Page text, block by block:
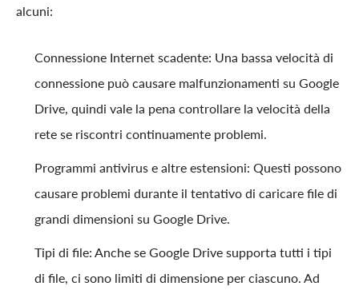
alcuni:
Connessione Internet scadente: Una bassa velocità di
connessione può causare malfunzionamenti su Google
Drive, quindi vale la pena controllare la velocità della
rete se riscontri continuamente problemi.
Programmi antivirus e altre estensioni: Questi possono
causare problemi durante il tentativo di caricare file di
grandi dimensioni su Google Drive.
Tipi di file: Anche se Google Drive supporta tutti i tipi
di file, ci sono limiti di dimensione per ciascuno. Ad